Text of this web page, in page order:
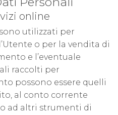
online
utilizzati per
o per la vendita di
e l’eventuale
raccolti per
possono essere quelli
al conto corrente
ad altri strumenti di